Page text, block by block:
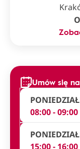
Umów się
08:00 - 09:00
15:00 - 16:00